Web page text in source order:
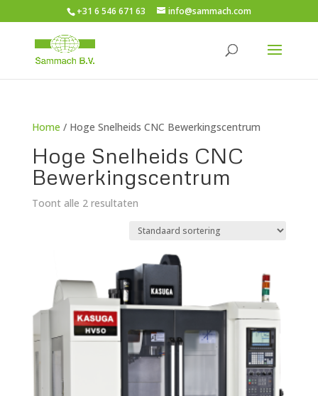
+31 6 546 671 63 info@sammach.com
Home / Hoge Snelheids CNC Bewerkingscentrum
Hoge Snelheids CNC
Bewerkingscentrum
Toont alle 2 resultaten